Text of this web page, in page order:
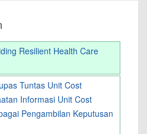
Resilient Health Care
Tuntas Unit Cost
Informasi Unit Cost
Pengambilan Keputusan